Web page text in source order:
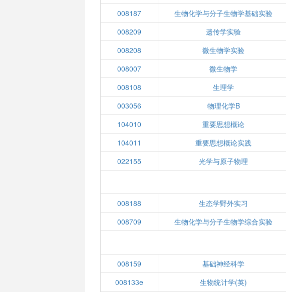
008187
生物化学与分子生物学基础实验
008209
遗传学实验
008208
微生物学实验
008007
微生物学
008108
生理学
003056
物理化学B
104010
重要思想概论
104011
重要思想概论实践
022155
光学与原子物理
008188 生态学野外实习
008709
生物化学与分子生物学综合实验
008159 基础神经科学
008133e
生物统计学(英)